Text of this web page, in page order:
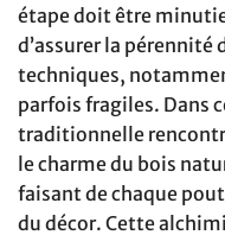
étape doit être
d’assurer la
techniques,
parfois fragiles. Dans
traditionnelle
le charme du bois
faisant de chaque
du décor. Cette